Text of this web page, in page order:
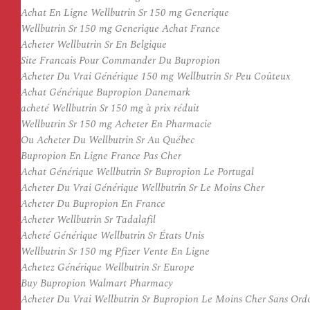
Achat En Ligne Wellbutrin Sr 150 mg Generique
Wellbutrin Sr 150 mg Generique Achat France
Acheter Wellbutrin Sr En Belgique
Site Francais Pour Commander Du Bupropion
Acheter Du Vrai Générique 150 mg Wellbutrin Sr Peu Coûteux
Achat Générique Bupropion Danemark
acheté Wellbutrin Sr 150 mg à prix réduit
Wellbutrin Sr 150 mg Acheter En Pharmacie
Ou Acheter Du Wellbutrin Sr Au Québec
Bupropion En Ligne France Pas Cher
Achat Générique Wellbutrin Sr Bupropion Le Portugal
Acheter Du Vrai Générique Wellbutrin Sr Le Moins Cher
Acheter Du Bupropion En France
Acheter Wellbutrin Sr Tadalafil
Acheté Générique Wellbutrin Sr États Unis
Wellbutrin Sr 150 mg Pfizer Vente En Ligne
Achetez Générique Wellbutrin Sr Europe
Buy Bupropion Walmart Pharmacy
Acheter Du Vrai Wellbutrin Sr Bupropion Le Moins Cher Sans